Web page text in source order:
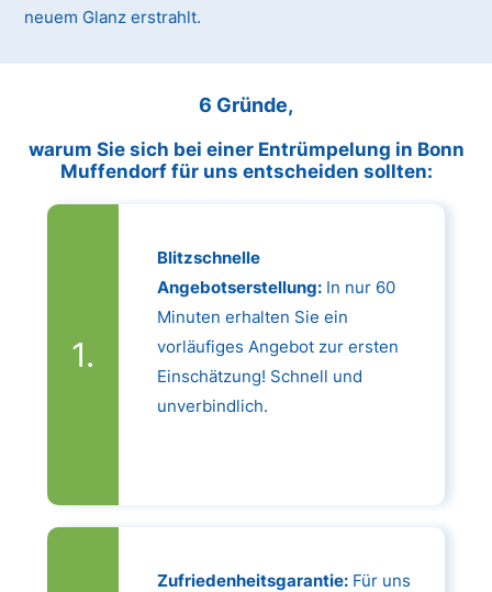
neuem Glanz erstrahlt.
6 Gründe,
warum Sie sich bei einer Entrümpelung in Bonn
Muffendorf für uns entscheiden sollten:
Blitzschnelle
Angebotserstellung:In nur 60
Minuten erhalten Sie ein
vorläufiges Angebot zur ersten
Einschätzung! Schnell und
unverbindlich.
Zufriedenheitsgarantie:Für uns